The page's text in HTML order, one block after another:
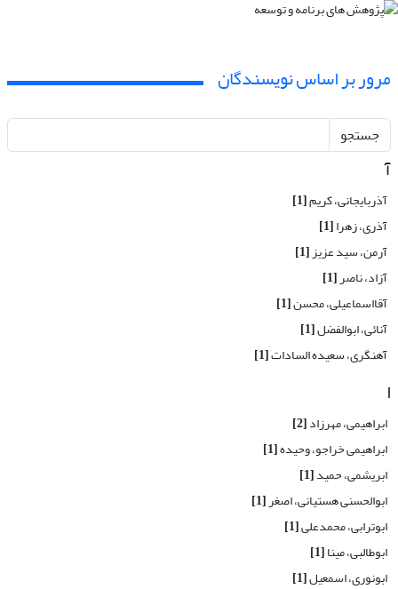
مرور بر اساس نویسندگان
جستجو
آ
آذربایجانی، کریم[1]
آذری، زهرا[1]
آرمن، سید عزیز[1]
آزاد، ناصر[1]
آقااسماعیلی، محسن[1]
آنائی، ابوالفضل[1]
آهنگری، سعیده السادات[1]
ا
ابراهیمی، مهرزاد[2]
ابراهیمی خراجو، وحیده[1]
ابریشمی، حمید[1]
ابوالحسنی هستیانی، اصغر[1]
ابوترابی، محمدعلی[1]
ابوطالبی، مینا[1]
ابونوری، اسمعیل[1]